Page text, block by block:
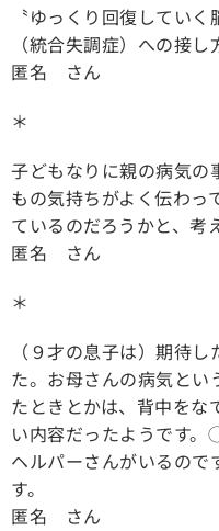
〝ゆっくり回復してい
（統合失調症）への接
匿名 さん
＊
子どもなりに親の病気の
もの気持ちがよく伝わっ
ているのだろうかと、考
匿名 さん
＊
（９才の息子は）期待
た。お母さんの病気とい
たときとかは、背中をな
い内容だったようです
ヘルパーさんがいるので
す。
匿名 さん